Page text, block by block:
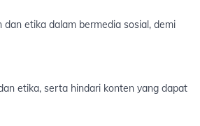
etika dalam bermedia sosial, demi
etika, serta hindari konten yang dapat